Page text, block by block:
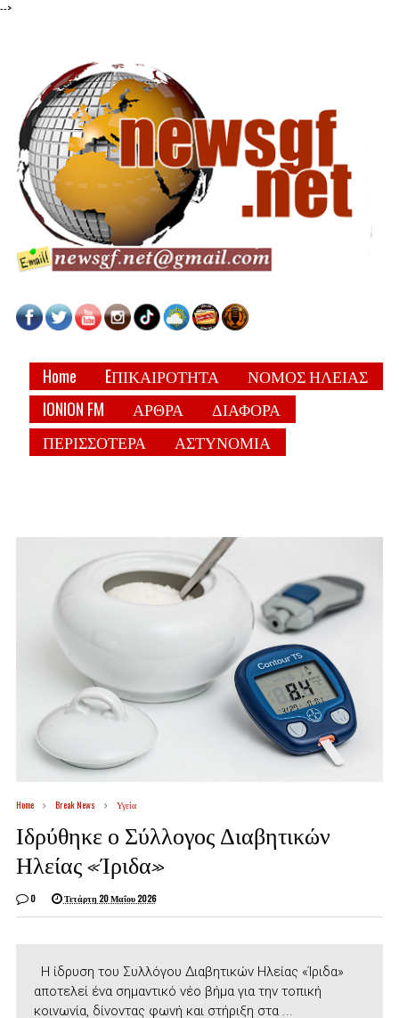
-->
Home EΠΙΚΑΙΡΟΤΗΤΑ
ΝΟΜΟΣ ΗΛΕΙΑΣ
IONION FM
ΑΡΘΡΑ
ΔΙΑΦΟΡΑ
ΠΕΡΙΣΣΟΤΕΡΑ
ΑΣΤΥΝΟΜΙΑ
Home Break News Υγεία
Ιδρύθηκε ο Σύλλογος Διαβητικών
Ηλείας «Ίριδα»
0 Τετάρτη 20 Μαΐου 2026
Η ίδρυση του Συλλόγου Διαβητικών Ηλείας «Ίριδα»
αποτελεί ένα σημαντικό νέο βήμα για την τοπική
κοινωνία, δίνοντας φωνή και στήριξη στα ...